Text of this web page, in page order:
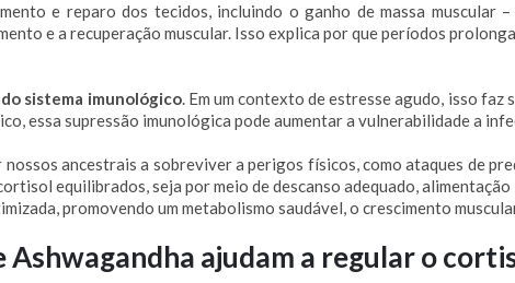
e reparo dos tecidos, incluindo o ganho de massa
e a recuperação muscular. Isso explica por que períodos
sistema imunológico. Em um contexto de estresse agudo, isso
essa supressão imunológica pode aumentar a vulnerabilidade a
ancestrais a sobreviver a perigos físicos, como ataques de
equilibrados, seja por meio de descanso adequado,
promovendo um metabolismo saudável, o crescimento
ajudam a regular o